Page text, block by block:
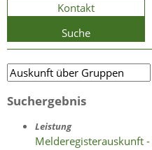
Kontakt
Suche
Suchergebnis
Leistung
Melderegisterauskunft